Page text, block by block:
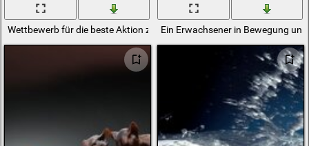
Wettbewerb für die beste Aktion zur Musik in Bewegung
Ein Erwachsener in Bewegung